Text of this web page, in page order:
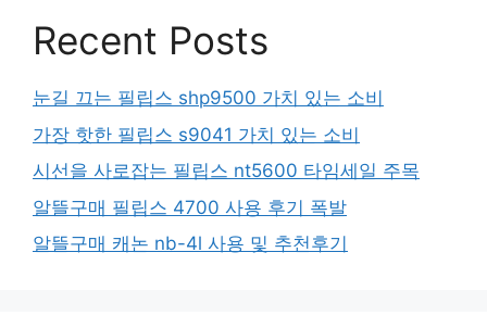
Recent Posts
눈길 끄는 필립스 shp9500 가치 있는 소비
가장 핫한 필립스 s9041 가치 있는 소비
시선을 사로잡는 필립스 nt5600 타임세일 주목
알뜰구매 필립스 4700 사용 후기 폭발
알뜰구매 캐논 nb-4l 사용 및 추천후기